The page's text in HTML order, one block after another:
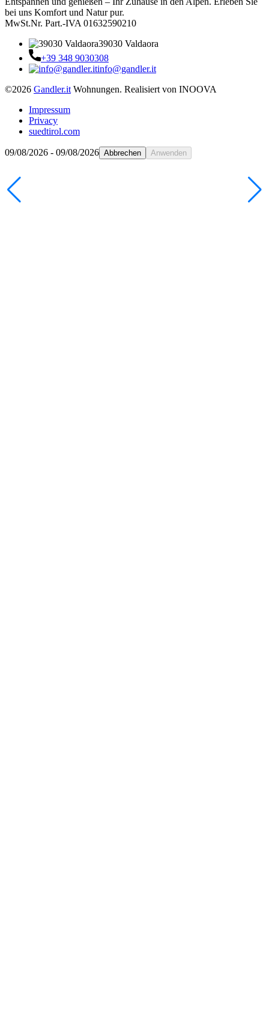
bei uns Komfort und Natur pur.
MwSt.Nr. Part.-IVA 01632590210
39030 Valdaora
+39 348 9030308
info@gandler.it
©2026 Gandler.it Wohnungen. Realisiert von INOOVA
Impressum
Privacy
suedtirol.com
09/08/2026 - 09/08/2026 Abbrechen Anwenden